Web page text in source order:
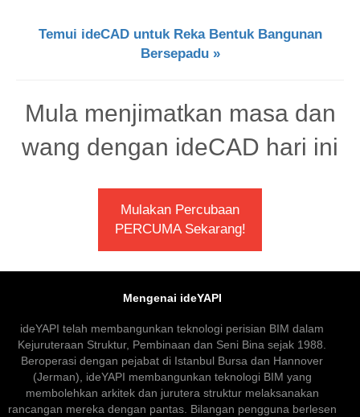
Temui ideCAD untuk Reka Bentuk Bangunan
Bersepadu »
Mula menjimatkan masa dan
wang dengan ideCAD hari ini
Mulakan Percubaan
PERCUMA Sekarang!
Mengenai ideYAPI
ideYAPI telah membangunkan teknologi perisian BIM dalam
Kejuruteraan Struktur, Pembinaan dan Seni Bina sejak 1988.
Beroperasi dengan pejabat di Istanbul Bursa dan Hannover
(Jerman), ideYAPI membangunkan teknologi BIM yang
membolehkan arkitek dan jurutera struktur melaksanakan
rancangan mereka dengan pantas. Bilangan pengguna berlesen